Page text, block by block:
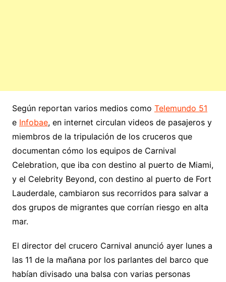
Según reportan varios medios como Telemundo 51
e Infobae, en internet circulan videos de pasajeros y
miembros de la tripulación de los cruceros que
documentan cómo los equipos de Carnival
Celebration, que iba con destino al puerto de Miami,
y el Celebrity Beyond, con destino al puerto de Fort
Lauderdale, cambiaron sus recorridos para salvar a
dos grupos de migrantes que corrían riesgo en alta
mar.
El director del crucero Carnival anunció ayer lunes a
las 11 de la mañana por los parlantes del barco que
habían divisado una balsa con varias personas